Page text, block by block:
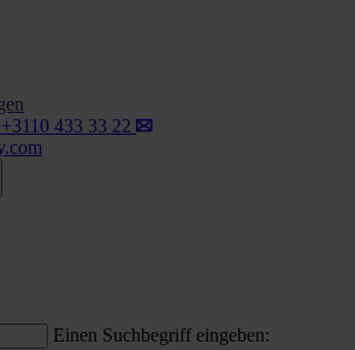
433 33 22
Einen Suchbegriff eingeben: